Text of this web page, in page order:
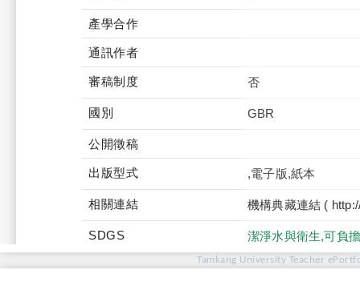
產學合作
通訊作者
審稿制度 否
國別 GBR
公開徵稿
出版型式 ,電子版,紙本
相關連結 機構典藏連結 (
SDGS 潔淨水與衛生,可負
Tamkang University Teacher